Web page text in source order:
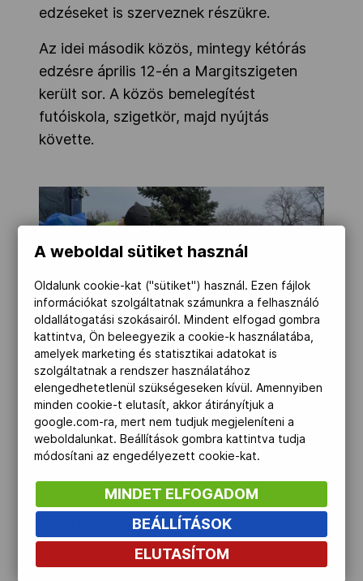
edzéseket is szerveznek részükre.
Az idei második közös, mintegy kétórás
edzésre április 12-én a Margitszigeten
került sor. A közös bemelegítést
futóiskola, szigetkör, majd nyújtás
követte.
A projekt vezetője a mob.hu-nak
elmondta, a Metropol Futója-
kezdeményezés keretén belül, annak
Facebook-csoportján keresztül idén is
minél több partnerüket szeretnék
mozgásra csábítani, megismertetni velük
a közös felkészülés és futás örömét.
A weboldal sütiket használ
Oldalunk cookie-kat ("sütiket") használ. Ezen fájlok
információkat szolgáltatnak számunkra a felhasználó
oldallátogatási szokásairól. Mindent elfogad gombra
kattintva, Ön beleegyezik a cookie-k használatába,
amelyek marketing és statisztikai adatokat is
szolgáltatnak a rendszer használatához
elengedhetetlenül szükségeseken kívül. Amennyiben
minden cookie-t elutasít, akkor átirányítjuk a
google.com-ra, mert nem tudjuk megjeleníteni a
weboldalunkat. Beállítások gombra kattintva tudja
módosítani az engedélyezett cookie-kat.
MINDET ELFOGADOM
BEÁLLÍTÁSOK
ELUTASÍTOM